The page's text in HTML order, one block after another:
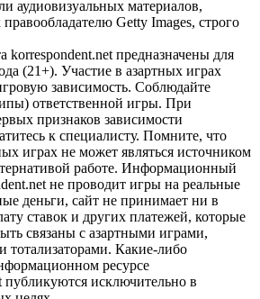
аудиовизуальных материалов,
Getty Images, строго
korrespondent.net предназначены для
(21+). Участие в азартных играх
зависимость. Соблюдайте
ответственной игры. При
признаков зависимости
к специалисту. Помните, что
играх не может являться источником
работе. Информационный
не проводит игры на реальные
деньги, сайт не принимает ни в
ставок и других платежей, которые
связаны с азартными играми,
тотализаторами. Какие-либо
ресурсе
публикуются исключительно в